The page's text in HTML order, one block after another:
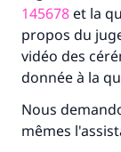
145678 et la
propos du
vidéo des
donnée à la
Nous
mêmes